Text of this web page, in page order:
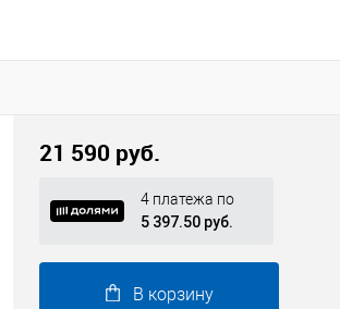
21 590 руб.
4 платежа по
5 397.50 руб.
В корзину